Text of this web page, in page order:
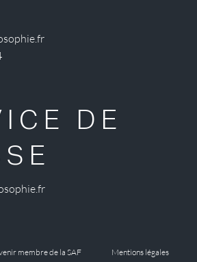
DE
membre de la SAF Mentions légales